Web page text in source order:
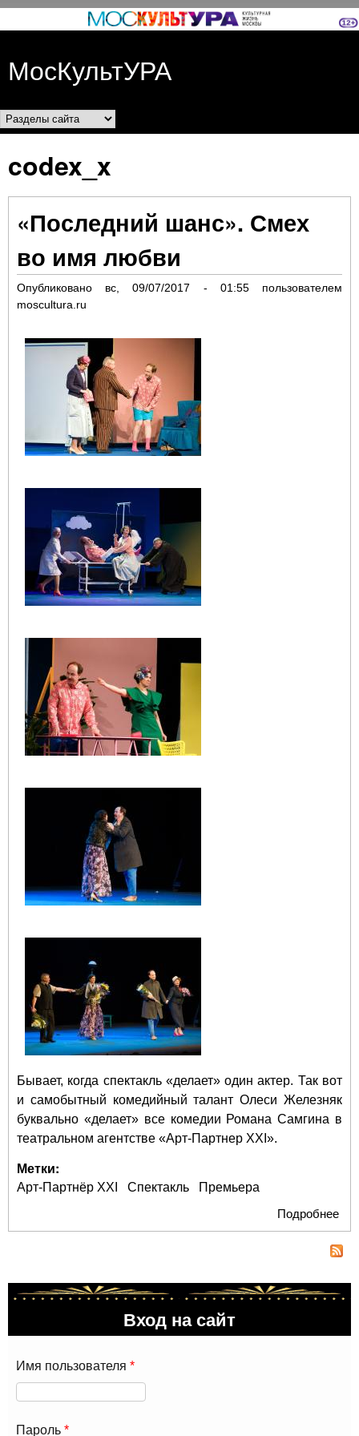
Перейти к основному
МосКультУРА
Разделы сайта
codex_x
«Последний шанс». Смех
во имя любви
Опубликовано вс, 09/07/2017 - 01:55пользователем
moscultura.ru
Бывает, когда спектакль «делает» один актер. Так вот
и самобытный комедийный талант Олеси Железняк
буквально «делает» все комедии Романа Самгина в
театральном агентстве «Арт-Партнер XXI».
Метки:
Арт-Партнёр XXI Спектакль
Премьера
Подробнее
Вход на сайт
Имя пользователя *
Пароль *